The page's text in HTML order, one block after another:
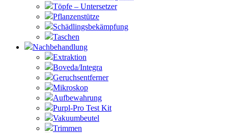
Töpfe – Untersetzer
Pflanzenstütze
Schädlingsbekämpfung
Taschen
Nachbehandlung
Extraktion
Boveda/Integra
Geruchsentferner
Mikroskop
Aufbewahrung
Purpl-Pro Test Kit
Vakuumbeutel
Trimmen